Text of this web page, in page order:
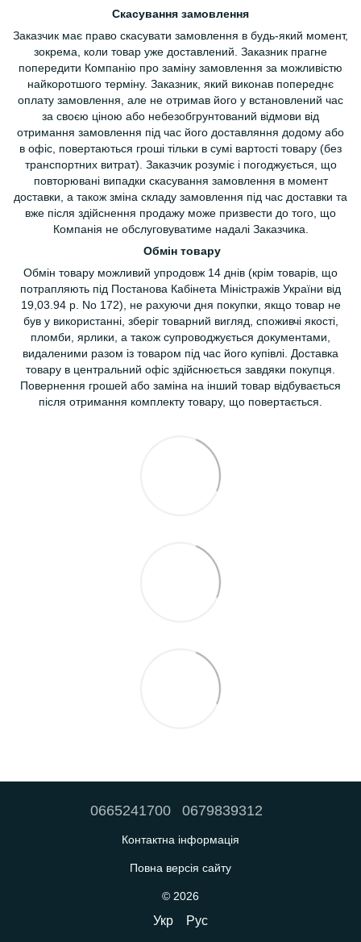
Скасування замовлення
Заказчик має право скасувати замовлення в будь-який момент,
зокрема, коли товар уже доставлений. Заказник прагне
попередити Компанію про заміну замовлення за можливістю
найкоротшого терміну. Заказник, який виконав попереднє
оплату замовлення, але не отримав його у встановлений час
за своєю ціною або небезобгрунтований відмови від
отримання замовлення під час його доставляння додому або
в офіс, повертаються гроші тільки в сумі вартості товару (без
транспортних витрат). Заказчик розуміє і погоджується, що
повторювані випадки скасування замовлення в момент
доставки, а також зміна складу замовлення під час доставки та
вже після здійснення продажу може призвести до того, що
Компанія не обслуговуватиме надалі Заказчика.
Обмін товару
Обмін товару можливий упродовж 14 днів (крім товарів, що
потрапляють під Постанова Кабінета Міністражів України від
19,03.94 р. No 172), не рахуючи дня покупки, якщо товар не
був у використанні, зберіг товарний вигляд, споживчі якості,
пломби, ярлики, а також супроводжується документами,
видаленими разом із товаром під час його купівлі. Доставка
товару в центральний офіс здійснюється завдяки покупця.
Повернення грошей або заміна на інший товар відбувається
після отримання комплекту товару, що повертається.
0665241700 0679839312
Контактна інформація
Повна версія сайту
© 2026
Укр Рус